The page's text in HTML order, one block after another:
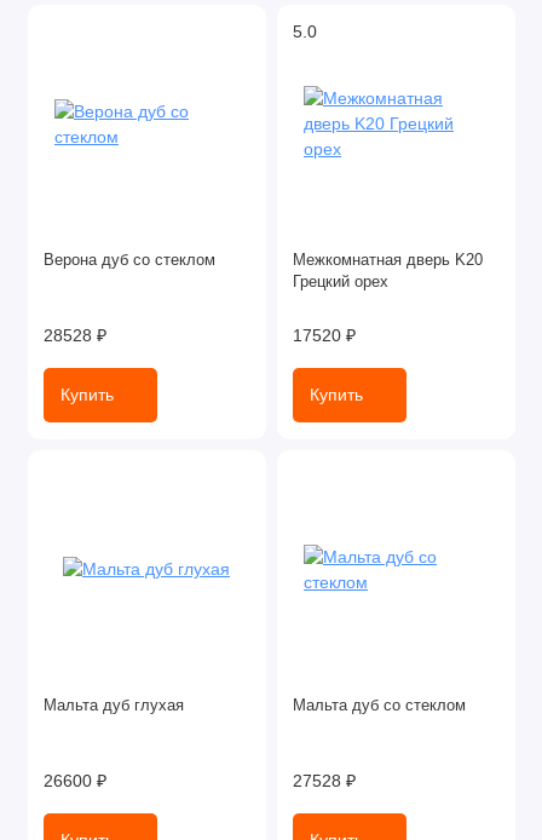
Верона дуб со стеклом
28528 ₽
Купить
5.0
Межкомнатная дверь K20
Грецкий орех
17520 ₽
Купить
Мальта дуб глухая
26600 ₽
Мальта дуб со стеклом
27528 ₽